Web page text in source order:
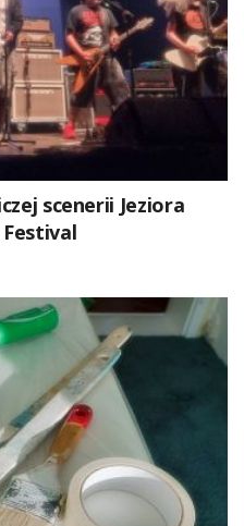
scenerii Jeziora